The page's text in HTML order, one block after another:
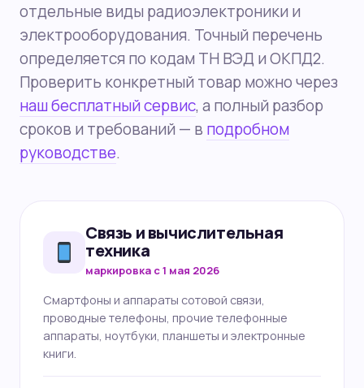
отдельные виды радиоэлектроники и
электрооборудования. Точный перечень
определяется по кодам ТН ВЭД и ОКПД2.
Проверить конкретный товар можно через
наш бесплатный сервис, а полный разбор
сроков и требований — в подробном
руководстве.
Связь и вычислительная
техника
маркировка с 1 мая 2026
Смартфоны и аппараты сотовой связи,
проводные телефоны, прочие телефонные
аппараты, ноутбуки, планшеты и электронные
книги.